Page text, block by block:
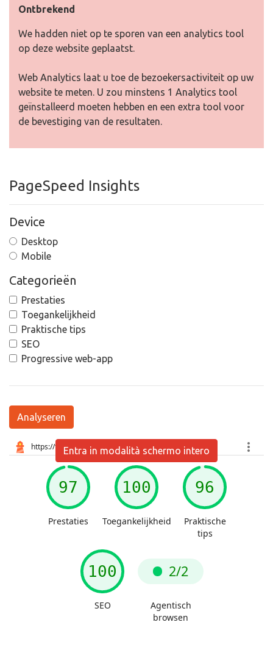
Ontbrekend
We hadden niet op te sporen van een analytics tool
op deze website geplaatst.
Web Analytics laat u toe de bezoekersactiviteit op uw
website te meten. U zou minstens 1 Analytics tool
geïnstalleerd moeten hebben en een extra tool voor
de bevestiging van de resultaten.
PageSpeed Insights
Device
Desktop
Mobile
Categorieën
Prestaties
Toegankelijkheid
Praktische tips
SEO
Progressive web-app
Analyseren
Entra in modalità schermo intero